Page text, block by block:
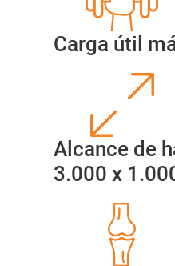
Carga útil
Alcance de
3.000 x